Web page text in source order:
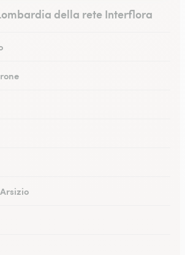
della rete Interflora